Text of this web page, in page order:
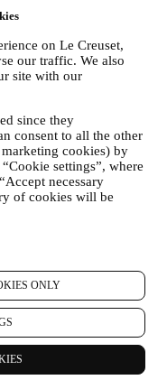
on Le Creuset,
our traffic. We also
site with our
since they
consent to all the other
marketing cookies) by
settings”, where
necessary
of cookies will be
ONLY
en algunas
comunicaciones más
datos y que
datos a terceras
sin su permiso.
sus derechos de
a
su problema y le
personales y su
de la UE en materia
General de Protección
de datos
(las "Leyes de protección
RECOPILAMOS DE